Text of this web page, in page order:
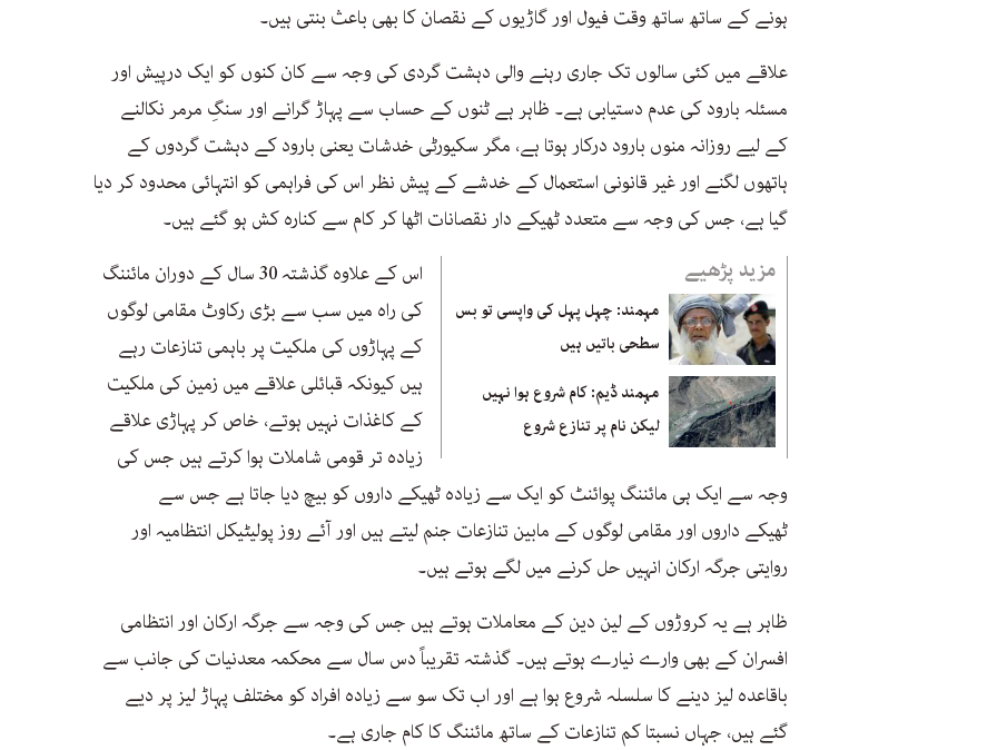
ہونے کے ساتھ ساتھ وقت فیول اور گاڑیوں کے نقصان کا بھی باعث بنتی ہیں۔
علاقے میں کئی سالوں تک جاری رہنے والی دہشت گردی کی وجہ سے کان کنوں کو ایک درپیش اور
مسئلہ بارود کی عدم دستیابی ہے۔ ظاہر ہے ٹنوں کے حساب سے پہاڑ گرانے اور سنگِ مرمر نکالنے
کے لیے روزانہ منوں بارود درکار ہوتا ہے، مگر سکیورٹی خدشات یعنی بارود کے دہشت گردوں کے
ہاتھوں لگنے اور غیر قانونی استعمال کے خدشے کے پیش نظر اس کی فراہمی کو انتہائی محدود کر دیا
گیا ہے، جس کی وجہ سے متعدد ٹھیکے دار نقصانات اٹھا کر کام سے کنارہ کش ہو گئے ہیں۔
مزید پڑھیے
مہمند: چہل پہل کی واپسی تو بس
سطحی باتیں ہیں
مہمند ڈیم: کام شروع ہوا نہیں
لیکن نام پر تنازع شروع
اس کے علاوہ گذشتہ 30 سال کے دوران مائننگ
کی راہ میں سب سے بڑی رکاوٹ مقامی لوگوں
کے پہاڑوں کی ملکیت پر باہمی تنازعات رہے
ہیں کیونکہ قبائلی علاقے میں زمین کی ملکیت
کے کاغذات نہیں ہوتے، خاص کر پہاڑی علاقے
زیادہ تر قومی شاملات ہوا کرتے ہیں جس کی
وجہ سے ایک ہی مائننگ پوائنٹ کو ایک سے زیادہ ٹھیکے داروں کو بیچ دیا جاتا ہے جس سے
ٹھیکے داروں اور مقامی لوگوں کے مابین تنازعات جنم لیتے ہیں اور آئے روز پولیٹیکل انتظامیہ اور
روایتی جرگہ ارکان انہیں حل کرنے میں لگے ہوتے ہیں۔
ظاہر ہے یہ کروڑوں کے لین دین کے معاملات ہوتے ہیں جس کی وجہ سے جرگہ ارکان اور انتظامی
افسران کے بھی وارے نیارے ہوتے ہیں۔ گذشتہ تقریباً دس سال سے محکمہ معدنیات کی جانب سے
باقاعدہ لیز دینے کا سلسلہ شروع ہوا ہے اور اب تک سو سے زیادہ افراد کو مختلف پہاڑ لیز پر دیے
گئے ہیں، جہاں نسبتا کم تنازعات کے ساتھ مائننگ کا کام جاری ہے۔